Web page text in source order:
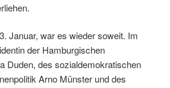
Januar, war es wieder soweit. Im
der Hamburgischen
Duden, des sozialdemokratischen
Arno Münster und des